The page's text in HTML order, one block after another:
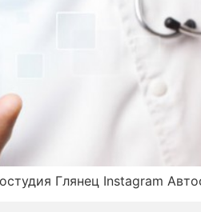
Глянец Instagram